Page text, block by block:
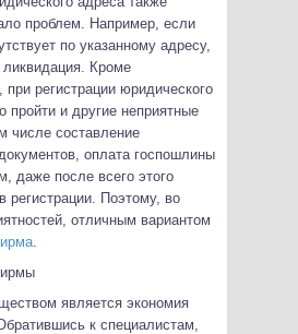
проблем. Например, если
по указанному адресу,
ликвидация. Кроме
при регистрации юридического
пройти и другие неприятные
числе составление
оплата госпошлины
даже после всего этого
регистрации. Поэтому, во
отличным вариантом
.
является экономия
к специалистам,